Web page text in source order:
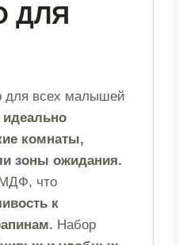
ДЛЯ
для всех малышей
идеально
комнаты,
зоны ожидания.
МДФ, что
к
Набор